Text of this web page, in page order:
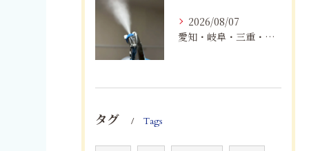
2026/08/07
愛知・岐阜・三重・静岡でカビアレルギーにお悩みの方へ｜MIST工法®による安全なカビ対策と健康な住まいづくり
タグ Tags